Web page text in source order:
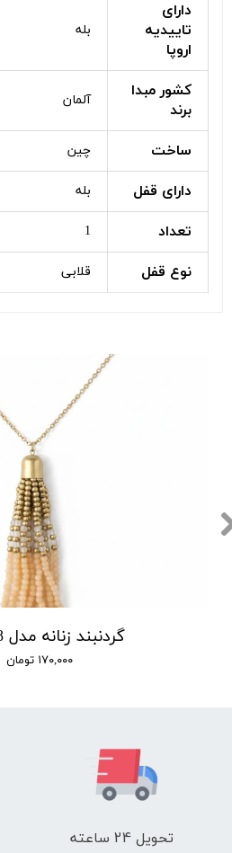
دارای
تاییدیه
اروپا
بله
کشور مبدا
برند
آلمان
ساخت چین
دارای قفل بله
تعداد 1
نوع قفل قلابی
گردنبند زنانه مدل P00348
۱۷۰,۰۰۰ تومان
تحویل 24 ساعته